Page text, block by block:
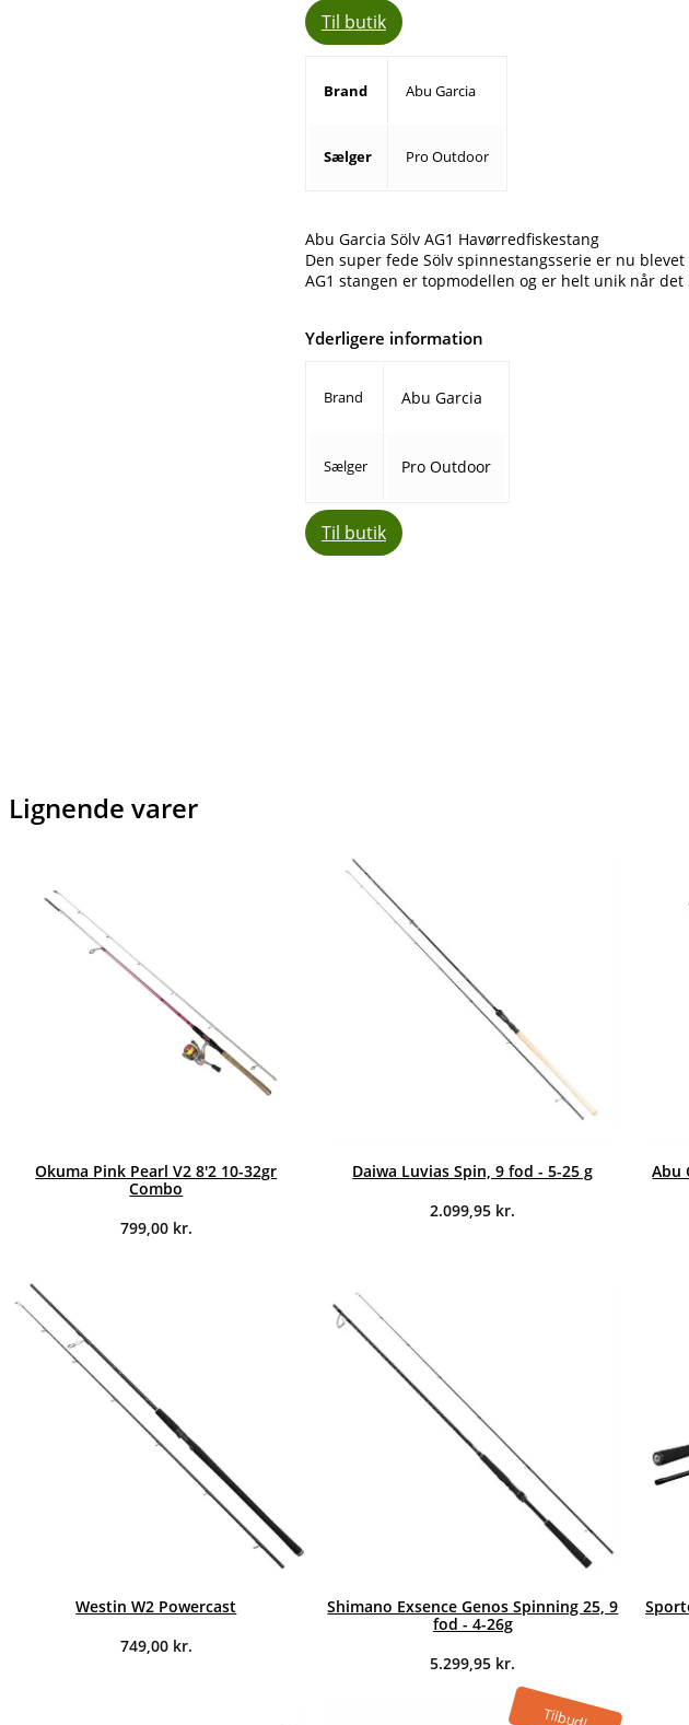
Til butik
Brand Abu Garcia
Sælger Pro Outdoor
Abu Garcia Sölv AG1 Havørredfiskestang
Den super fede Sölv spinnestangsserie er nu
AG1 stangen er topmodellen og er helt unik når
Yderligere information
Brand Abu Garcia
Sælger Pro Outdoor
Til butik
Lignende varer
Okuma Pink Pearl V2 8'2 10-32gr
Combo
799,00 kr.
Daiwa Luvias Spin, 9 fod - 5-25 g
2.099,95 kr.
Abu
Westin W2 Powercast
749,00 kr.
Shimano Exsence Genos Spinning 25, 9
fod - 4-26g
5.299,95 kr.
Tilbud!